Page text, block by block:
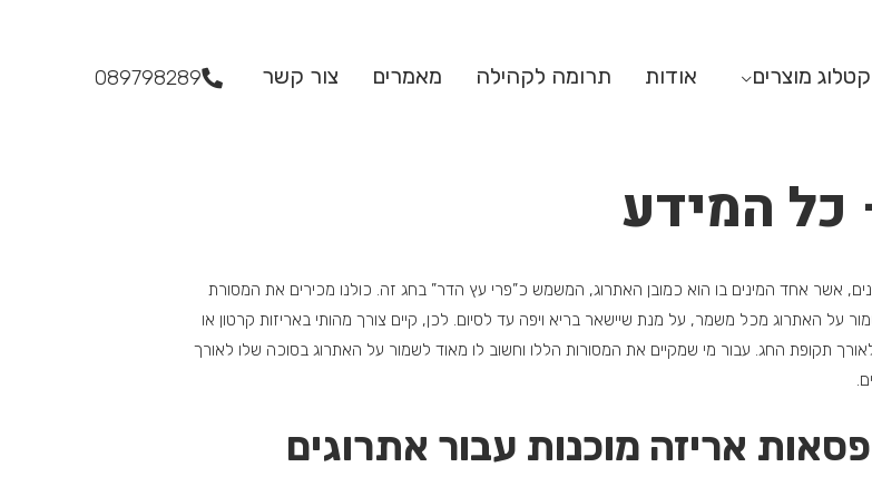
קטלוג מוצרים אודות תרומה לקהילה מאמרים צור קשר 089798289
כל המידע
אשר אחד המינים בו הוא כמובן האתרוג, המשמש כ”פרי עץ הדר” בחג זה. כולנו מכירים את המסורת
על האתרוג מכל משמר, על מנת שיישאר בריא ויפה עד לסיום. לכן, קיים צורך מהותי באריזות קרטון או
תקופת החג. עבור מי שמקיים את המסורות הללו וחשוב לו מאוד לשמור על האתרוג בסוכה שלו לאורך
אריזה מוכנות עבור אתרוגים